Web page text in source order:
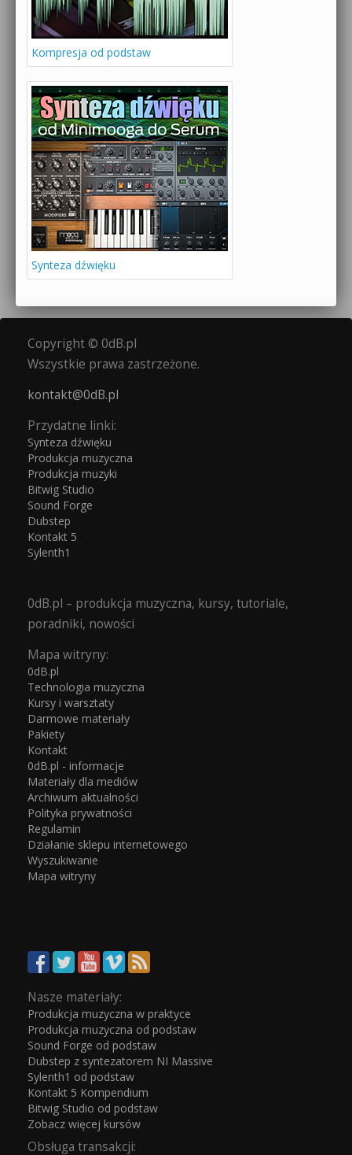
Kompresja od podstaw
Synteza dźwięku
Copyright © 0dB.pl
Wszystkie prawa zastrzeżone.
kontakt@0dB.pl
Przydatne linki:
Synteza dźwięku
Produkcja muzyczna
Produkcja muzyki
Bitwig Studio
Sound Forge
Dubstep
Kontakt 5
Sylenth1
0dB.pl – produkcja muzyczna, kursy, tutoriale,
poradniki, nowości
Mapa witryny:
0dB.pl
Technologia muzyczna
Kursy i warsztaty
Darmowe materiały
Pakiety
Kontakt
0dB.pl - informacje
Materiały dla mediów
Archiwum aktualności
Polityka prywatności
Regulamin
Działanie sklepu internetowego
Wyszukiwanie
Mapa witryny
Nasze materiały:
Produkcja muzyczna w praktyce
Produkcja muzyczna od podstaw
Sound Forge od podstaw
Dubstep z syntezatorem NI Massive
Sylenth1 od podstaw
Kontakt 5 Kompendium
Bitwig Studio od podstaw
Zobacz więcej kursów
Obsługa transakcji: